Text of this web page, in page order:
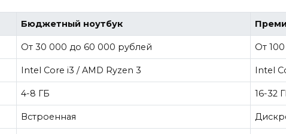
Бюджетный ноутбук
От 30 000 до 60 000 рублей От
Intel Core i3 / AMD Ryzen 3 Intel
4-8 ГБ 16-32
Встроенная